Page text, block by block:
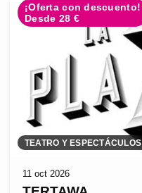
¡Oferta con descuento!
Desde 28 €
TEATRO Y ESPECTÁCULOS
11 oct 2026